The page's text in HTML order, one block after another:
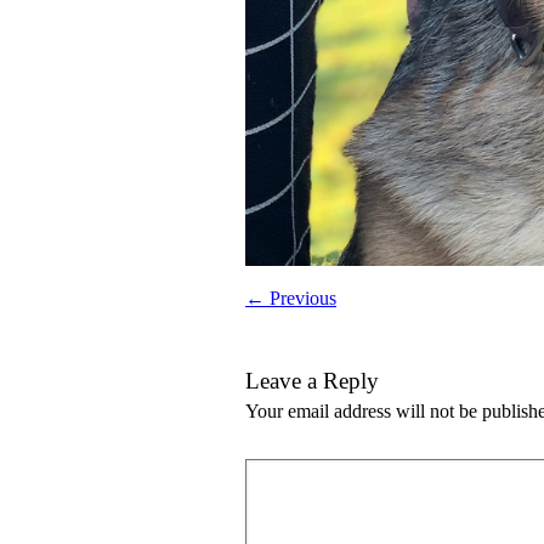
← Previous
Leave a Reply
Your email address will not be